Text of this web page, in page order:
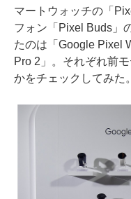
マートウォッチの「
フォン「Pixel Buds」
たのは「Google Pixel
Pro 2」。それぞれ前
かをチェックしてみた。